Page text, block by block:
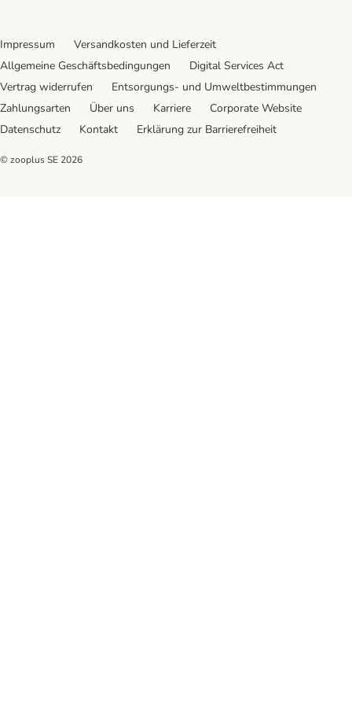
Impressum
Versandkosten und Lieferzeit
Allgemeine Geschäftsbedingungen
Digital Services Act
Vertrag widerrufen
Entsorgungs- und Umweltbestimmungen
Zahlungsarten
Über uns Karriere
Corporate Website
Datenschutz
Kontakt Erklärung zur Barrierefreiheit
© zooplus SE 2026